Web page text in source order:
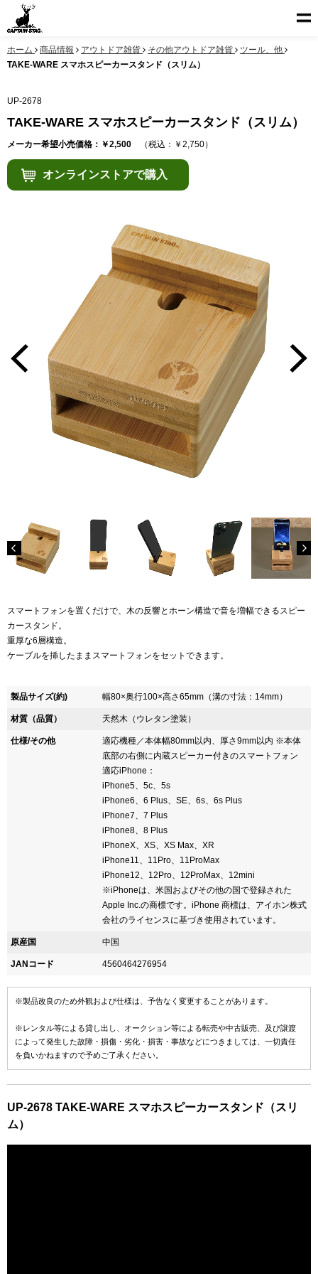
ホーム 商品情報 アウトドア雑貨 その他アウトドア雑貨
ツール、他
TAKE-WARE スマホスピーカースタンド（スリム）
UP-2678
TAKE-WARE スマホスピーカースタンド（スリム）
メーカー希望小売価格：￥2,500 （税込：￥2,750）
オンラインストアで購入
スマートフォンを置くだけで、木の反響とホーン構造で音を増幅できるスピー
カースタンド。
重厚な6層構造。
ケーブルを挿したままスマートフォンをセットできます。
製品サイズ(約) 幅80×奥行100×高さ65mm（溝の寸法：14mm）
材質（品質） 天然木（ウレタン塗装）
仕様/その他
適応機種／本体幅80mm以内、厚さ9mm以内 ※本体
底部の右側に内蔵スピーカー付きのスマートフォン
適応iPhone：
iPhone5、5c、5s
iPhone6、6 Plus、SE、6s、6s Plus
iPhone7、7 Plus
iPhone8、8 Plus
iPhoneX、XS、XS Max、XR
iPhone11、11Pro、11ProMax
iPhone12、12Pro、12ProMax、12mini
※iPhoneは、米国およびその他の国で登録された
Apple Inc.の商標です。iPhone 商標は、アイホン株式
会社のライセンスに基づき使用されています。
原産国 中国
JANコード 4560464276954
※製品改良のため外観および仕様は、予告なく変更することがあります。
※レンタル等による貸し出し、オークション等による転売や中古販売、及び譲渡
によって発生した故障・損傷・劣化・損害・事故などにつきましては、一切責任
を負いかねますので予めご了承ください。
UP-2678 TAKE-WARE スマホスピーカースタンド（スリ
ム）